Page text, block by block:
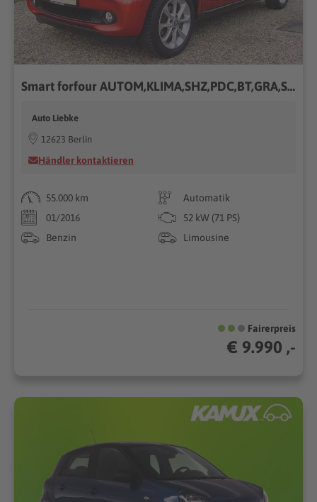
Smart forfour AUTOM,KLIMA,SHZ,PDC,BT,GRA,SMART-SH!!!
Auto Liebke
12623 Berlin
Händler kontaktieren
55.000 km
Automatik
01/2016
52 kW (71 PS)
Benzin
Limousine
Fairerpreis
€ 9.990 ,-